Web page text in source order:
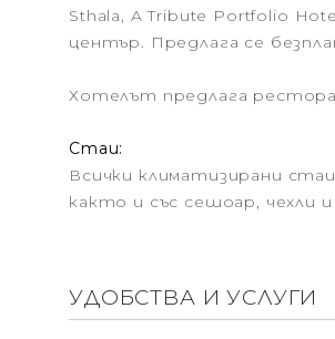
Sthala, A Tribute Portfolio
център. Предлага се
Хотелът предлага
Стаи:
Всички климатизирани
както и със сешоар, чехли и
УДОБСТВА И УСЛУГИ